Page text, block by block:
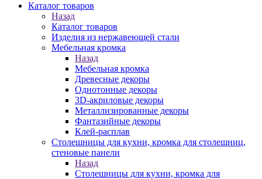
Каталог товаров
Назад
Каталог товаров
Изделия из нержавеющей стали
Мебельная кромка
Назад
Мебельная кромка
Древесные декоры
Однотонные декоры
3D-акриловые декоры
Металлизированные декоры
Фантазийные декоры
Клей-расплав
Столешницы для кухни, кромка для столешниц,
стеновые панели
Назад
Столешницы для кухни, кромка для